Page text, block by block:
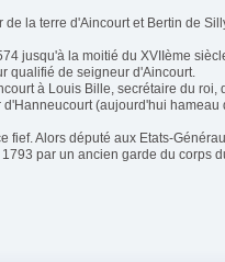
la terre d'Aincourt et Bertin de
jusqu'à la moitié du XVIIème
qualifié de seigneur d'Aincourt.
à Louis Bille, secrétaire du roi,
(aujourd'hui hameau
fief. Alors député aux Etats-
par un ancien garde du corps